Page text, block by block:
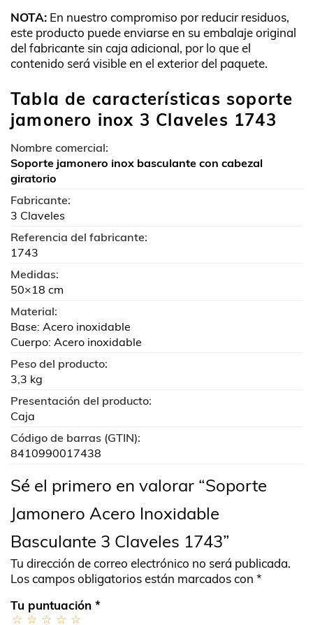
NOTA: En nuestro compromiso por reducir residuos,
este producto puede enviarse en su embalaje original
del fabricante sin caja adicional, por lo que el
contenido será visible en el exterior del paquete.
Tabla de características soporte
jamonero inox 3 Claveles 1743
Nombre comercial:
Soporte jamonero inox basculante con cabezal
giratorio
Fabricante:
3 Claveles
Referencia del fabricante:
1743
Medidas:
50×18 cm
Material:
Base: Acero inoxidable
Cuerpo: Acero inoxidable
Peso del producto:
3,3 kg
Presentación del producto:
Caja
Código de barras (GTIN):
8410990017438
Sé el primero en valorar “Soporte
Jamonero Acero Inoxidable
Basculante 3 Claveles 1743”
Tu dirección de correo electrónico no será publicada.
Los campos obligatorios están marcados con *
Tu puntuación *